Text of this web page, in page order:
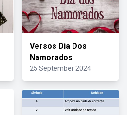
Versos Dia Dos
Namorados
25 September 2024